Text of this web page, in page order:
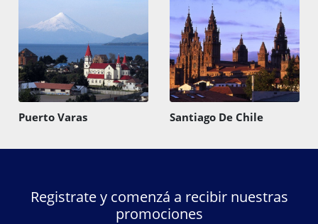
Puerto Varas Santiago De Chile
Registrate y comenzá a recibir nuestras
promociones